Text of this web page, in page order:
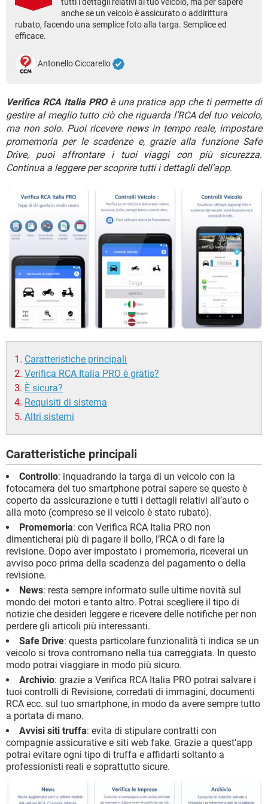
TIKTOK FACEBOOK
HARDWARE
anche se un veicolo è assicurato o addirittura
rubato, facendo una semplice foto alla targa. Semplice ed
efficace.
Antonello Ciccarello
Verifica RCA Italia PROè una pratica app che ti permette di
gestire al meglio tutto ciò che riguarda l’RCA del tuo veicolo,
ma non solo. Puoi ricevere news in tempo reale, impostare
promemoria per le scadenze e, grazie alla funzione Safe
Drive, puoi affrontare i tuoi viaggi con più sicurezza.
Continua a leggere per scoprire tutti i dettagli dell’app.
Caratteristiche principali
Verifica RCA Italia PRO è gratis?
È sicura?
Requisiti di sistema
Altri sistemi
Caratteristiche principali
Controllo: inquadrando la targa di un veicolo con la
fotocamera del tuo smartphone potrai sapere se questo è
coperto da assicurazione e tutti i dettagli relativi all’auto o
alla moto (compreso se il veicolo è stato rubato).
Promemoria: con Verifica RCA Italia PRO non
dimenticherai più di pagare il bollo, l’RCA o di fare la
revisione. Dopo aver impostato i promemoria, riceverai un
avviso poco prima della scadenza del pagamento o della
revisione.
News: resta sempre informato sulle ultime novità sul
mondo dei motori e tanto altro. Potrai scegliere il tipo di
notizie che desideri leggere e ricevere delle notifiche per non
perdere gli articoli più interessanti.
Safe Drive: questa particolare funzionalità ti indica se un
veicolo si trova contromano nella tua carreggiata. In questo
modo potrai viaggiare in modo più sicuro.
Archivio: grazie a Verifica RCA Italia PRO potrai salvare i
tuoi controlli di Revisione, corredati di immagini, documenti
RCA ecc. sul tuo smartphone, in modo da avere sempre tutto
a portata di mano.
Avvisi siti truffa: evita di stipulare contratti con
compagnie assicurative e siti web fake. Grazie a quest’app
potrai evitare ogni tipo di truffa e affidarti soltanto a
professionisti reali e soprattutto sicure.